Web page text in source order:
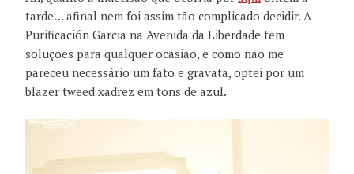
tarde… afinal nem foi assim tão complicado decidir. A
Purificación Garcia na Avenida da Liberdade tem
soluções para qualquer ocasião, e como não me
pareceu necessário um fato e gravata, optei por um
blazer tweed xadrez em tons de azul.